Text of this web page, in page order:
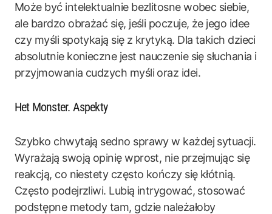
Może być intelektualnie bezlitosne wobec siebie,
ale bardzo obrażać się, jeśli poczuje, że jego idee
czy myśli spotykają się z krytyką. Dla takich dzieci
absolutnie konieczne jest nauczenie się słuchania i
przyjmowania cudzych myśli oraz idei.
Het Monster. Aspekty
Szybko chwytają sedno sprawy w każdej sytuacji.
Wyrażają swoją opinię wprost, nie przejmując się
reakcją, co niestety często kończy się kłótnią.
Często podejrzliwi. Lubią intrygować, stosować
podstępne metody tam, gdzie należałoby